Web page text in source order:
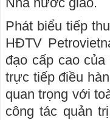
Phát biểu tiếp
HĐTV
đạo cấp cao
trực tiếp điều
quan trọng với
công tác quản